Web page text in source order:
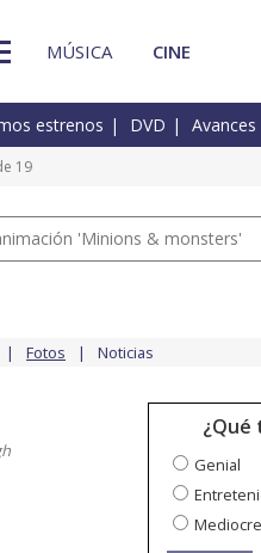
MÚSICA CINE
estrenos DVD Avances
19
'Minions & monsters'
Fotos Noticias
¿Qué
Genial
Mediocre